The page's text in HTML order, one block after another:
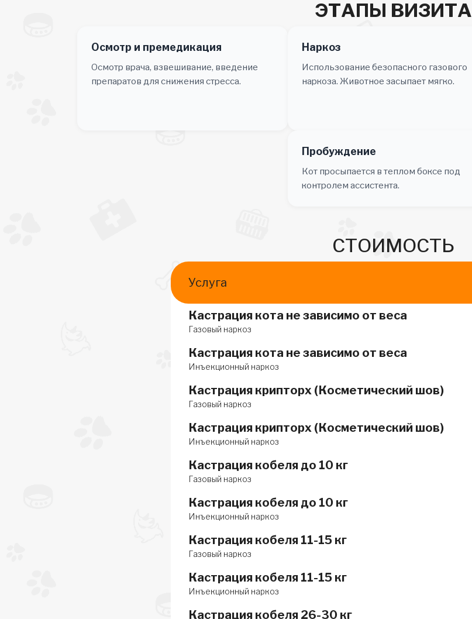
ЭТАПЫ ВИЗИТА
Осмотр и премедикация
Осмотр врача, взвешивание, введение
препаратов для снижения стресса.
Наркоз
Использование безопасного газового
наркоза. Животное засыпает мягко.
Пробуждение
Кот просыпается в теплом боксе под
контролем ассистента.
СТОИМОСТЬ
Услуга
Кастрация кота не зависимо от веса
Газовый наркоз
Кастрация кота не зависимо от веса
Инъекционный наркоз
Кастрация крипторх (Косметический шов)
Газовый наркоз
Кастрация крипторх (Косметический шов)
Инъекционный наркоз
Кастрация кобеля до 10 кг
Газовый наркоз
Кастрация кобеля до 10 кг
Инъекционный наркоз
Кастрация кобеля 11-15 кг
Газовый наркоз
Кастрация кобеля 11-15 кг
Инъекционный наркоз
Кастрация кобеля 26-30 кг